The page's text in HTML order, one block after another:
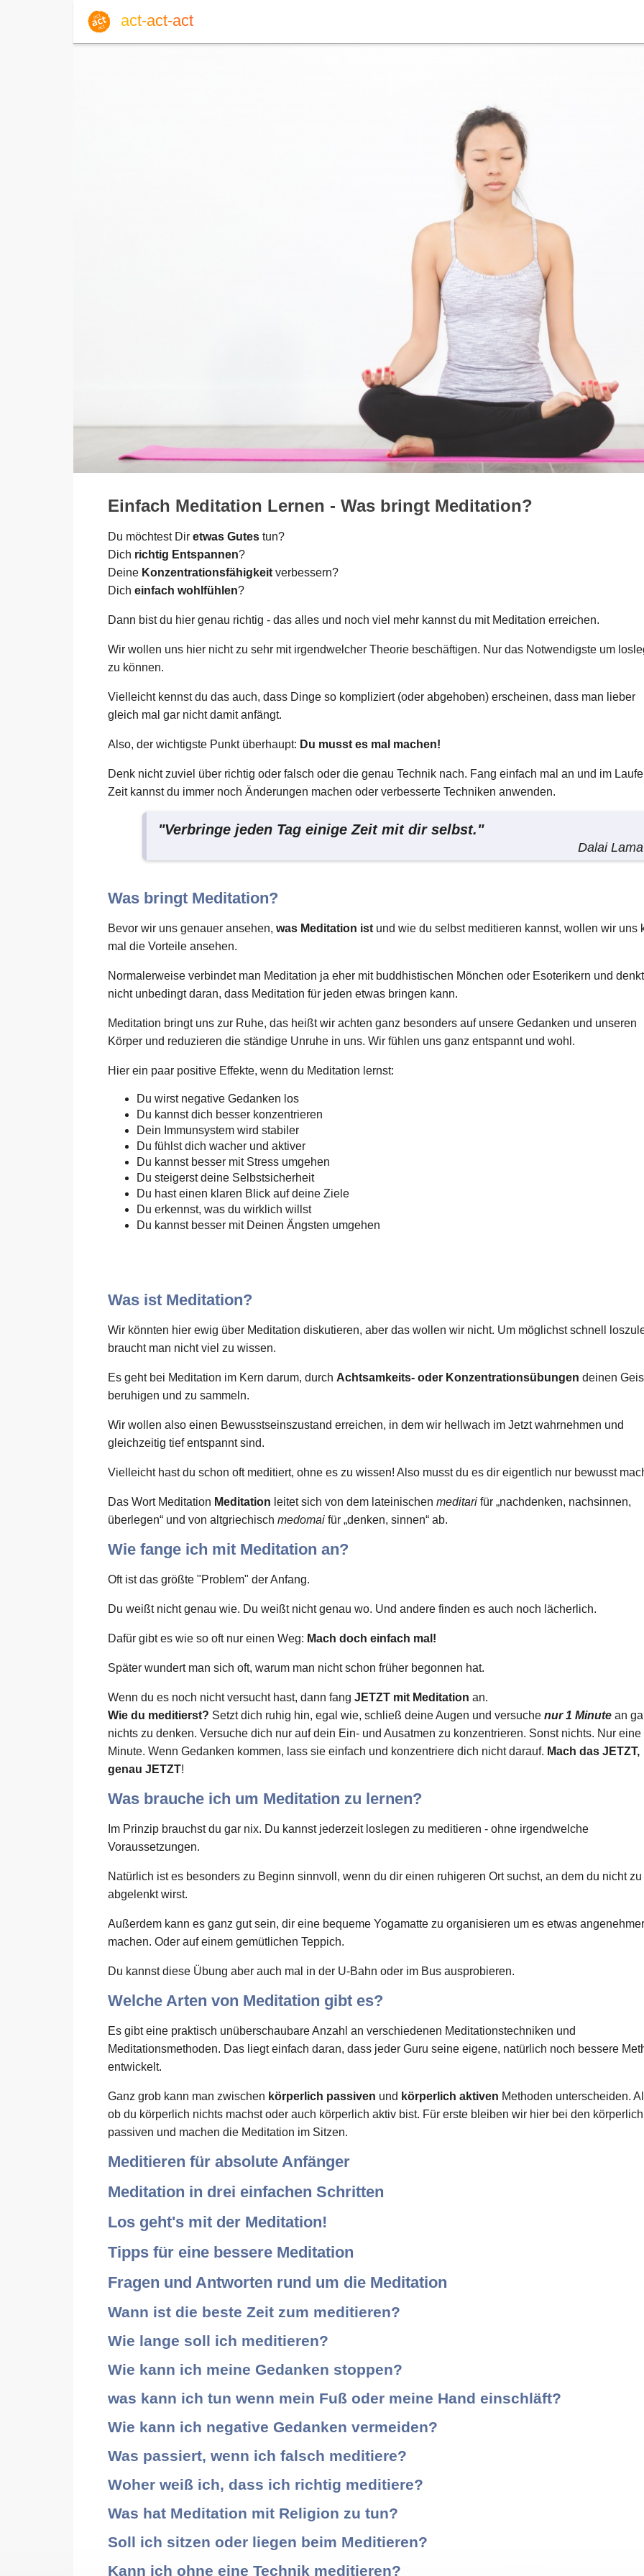
act-act-act
Deutsch
Einfach Meditation Lernen - Was bringt Meditation?
Du möchtest Dir etwas Gutes tun?
Dich richtig Entspannen?
Deine Konzentrationsfähigkeitverbessern?
Dich einfach wohlfühlen?
Dann bist du hier genau richtig - das alles und noch viel mehr kannst du mit Meditation erreichen.
Wir wollen uns hier nicht zu sehr mit irgendwelcher Theorie beschäftigen. Nur das Notwendigste um
zu können.
Vielleicht kennst du das auch, dass Dinge so kompliziert (oder abgehoben) erscheinen, dass man lieber
gleich mal gar nicht damit anfängt.
Also, der wichtigste Punkt überhaupt: Du musst es mal machen!
Denk nicht zuviel über richtig oder falsch oder die genau Technik nach. Fang einfach mal an und im
Zeit kannst du immer noch Änderungen machen oder verbesserte Techniken anwenden.
"Verbringe jeden Tag einige Zeit mit dir selbst."
Dalai Lama
Was bringt Meditation?
Bevor wir uns genauer ansehen, was Meditation istund wie du selbst meditieren kannst, wollen wir uns
mal die Vorteile ansehen.
Normalerweise verbindet man Meditation ja eher mit buddhistischen Mönchen oder Esoterikern und denkt
nicht unbedingt daran, dass Meditation für jeden etwas bringen kann.
Meditation bringt uns zur Ruhe, das heißt wir achten ganz besonders auf unsere Gedanken und unseren
Körper und reduzieren die ständige Unruhe in uns. Wir fühlen uns ganz entspannt und wohl.
Hier ein paar positive Effekte, wenn du Meditation lernst:
Du wirst negative Gedanken los
Du kannst dich besser konzentrieren
Dein Immunsystem wird stabiler
Du fühlst dich wacher und aktiver
Du kannst besser mit Stress umgehen
Du steigerst deine Selbstsicherheit
Du hast einen klaren Blick auf deine Ziele
Du erkennst, was du wirklich willst
Du kannst besser mit Deinen Ängsten umgehen
Was ist Meditation?
Wir könnten hier ewig über Meditation diskutieren, aber das wollen wir nicht. Um möglichst schnell
braucht man nicht viel zu wissen.
Es geht bei Meditation im Kern darum, durch Achtsamkeits- oder Konzentrationsübungen deinen
beruhigen und zu sammeln.
Wir wollen also einen Bewusstseinszustand erreichen, in dem wir hellwach im Jetzt wahrnehmen und
gleichzeitig tief entspannt sind.
Vielleicht hast du schon oft meditiert, ohne es zu wissen! Also musst du es dir eigentlich nur bewusst
Das Wort Meditation Meditation leitet sich von dem lateinischen meditari für „nachdenken, nachsinnen,
überlegen“ und von altgriechisch medomai für „denken, sinnen“ ab.
Wie fange ich mit Meditation an?
Oft ist das größte "Problem" der Anfang.
Du weißt nicht genau wie. Du weißt nicht genau wo. Und andere finden es auch noch lächerlich.
Dafür gibt es wie so oft nur einen Weg: Mach doch einfach mal!
Später wundert man sich oft, warum man nicht schon früher begonnen hat.
Wenn du es noch nicht versucht hast, dann fang JETZT mit Meditation an.
Wie du meditierst? Setzt dich ruhig hin, egal wie, schließ deine Augen und versuche nur 1 Minute an
nichts zu denken. Versuche dich nur auf dein Ein- und Ausatmen zu konzentrieren. Sonst nichts. Nur eine
Minute. Wenn Gedanken kommen, lass sie einfach und konzentriere dich nicht darauf. Mach das JETZT,
genau JETZT!
Was brauche ich um Meditation zu lernen?
Im Prinzip brauchst du gar nix. Du kannst jederzeit loslegen zu meditieren - ohne irgendwelche
Voraussetzungen.
Natürlich ist es besonders zu Beginn sinnvoll, wenn du dir einen ruhigeren Ort suchst, an dem du nicht zu
abgelenkt wirst.
Außerdem kann es ganz gut sein, dir eine bequeme Yogamatte zu organisieren um es etwas
machen. Oder auf einem gemütlichen Teppich.
Du kannst diese Übung aber auch mal in der U-Bahn oder im Bus ausprobieren.
Welche Arten von Meditation gibt es?
Es gibt eine praktisch unüberschaubare Anzahl an verschiedenen Meditationstechniken und
Meditationsmethoden. Das liegt einfach daran, dass jeder Guru seine eigene, natürlich noch bessere
entwickelt.
Ganz grob kann man zwischen körperlich passiven und körperlich aktiven Methoden unterscheiden.
ob du körperlich nichts machst oder auch körperlich aktiv bist. Für erste bleiben wir hier bei den körperlich
passiven und machen die Meditation im Sitzen.
Meditieren für absolute Anfänger
Meditation in drei einfachen Schritten
Los geht's mit der Meditation!
Tipps für eine bessere Meditation
Fragen und Antworten rund um die Meditation
Wann ist die beste Zeit zum meditieren?
Wie lange soll ich meditieren?
Wie kann ich meine Gedanken stoppen?
was kann ich tun wenn mein Fuß oder meine Hand einschläft?
Wie kann ich negative Gedanken vermeiden?
Was passiert, wenn ich falsch meditiere?
Woher weiß ich, dass ich richtig meditiere?
Was hat Meditation mit Religion zu tun?
Soll ich sitzen oder liegen beim Meditieren?
Kann ich ohne eine Technik meditieren?